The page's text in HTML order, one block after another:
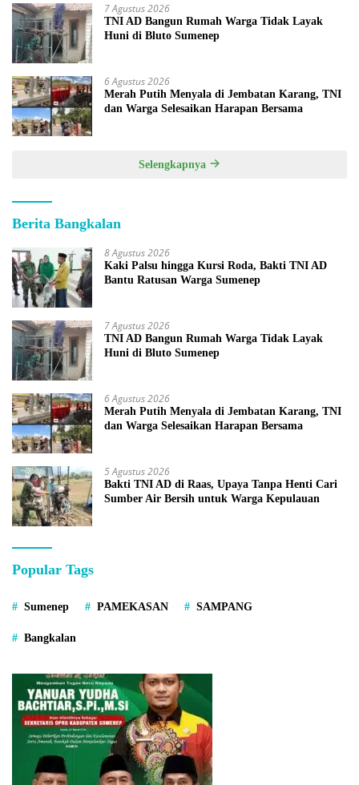
7 Agustus 2026
TNI AD Bangun Rumah Warga Tidak Layak
Huni di Bluto Sumenep
6 Agustus 2026
Merah Putih Menyala di Jembatan Karang, TNI
dan Warga Selesaikan Harapan Bersama
Selengkapnya
Berita Bangkalan
8 Agustus 2026
Kaki Palsu hingga Kursi Roda, Bakti TNI AD
Bantu Ratusan Warga Sumenep
7 Agustus 2026
TNI AD Bangun Rumah Warga Tidak Layak
Huni di Bluto Sumenep
6 Agustus 2026
Merah Putih Menyala di Jembatan Karang, TNI
dan Warga Selesaikan Harapan Bersama
5 Agustus 2026
Bakti TNI AD di Raas, Upaya Tanpa Henti Cari
Sumber Air Bersih untuk Warga Kepulauan
Popular Tags
Sumenep PAMEKASAN SAMPANG
Bangkalan